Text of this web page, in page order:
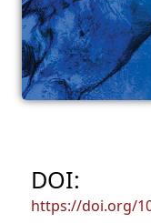
DOI:
https://doi.org/